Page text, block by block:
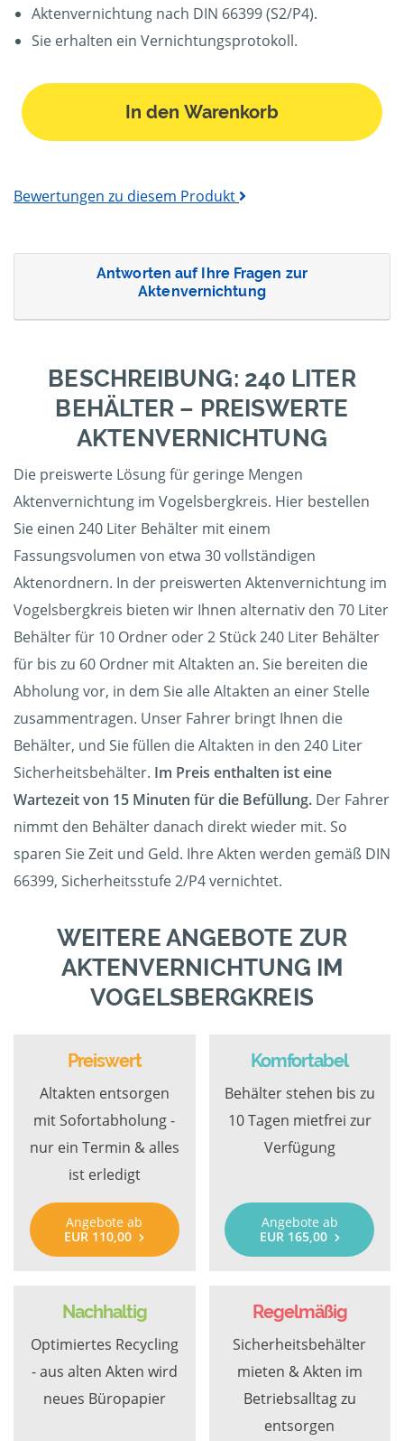
Aktenvernichtung nach DIN 66399 (S2/P4).
Sie erhalten ein Vernichtungsprotokoll.
In den Warenkorb
Bewertungen zu diesem Produkt
Antworten auf Ihre Fragen zur
Aktenvernichtung
BESCHREIBUNG: 240 LITER
BEHÄLTER – PREISWERTE
AKTENVERNICHTUNG
Die preiswerte Lösung für geringe Mengen
Aktenvernichtung im Vogelsbergkreis. Hier bestellen
Sie einen 240 Liter Behälter mit einem
Fassungsvolumen von etwa 30 vollständigen
Aktenordnern. In der preiswerten Aktenvernichtung im
Vogelsbergkreis bieten wir Ihnen alternativ den 70 Liter
Behälter für 10 Ordner oder 2 Stück 240 Liter Behälter
für bis zu 60 Ordner mit Altakten an. Sie bereiten die
Abholung vor, in dem Sie alle Altakten an einer Stelle
zusammentragen. Unser Fahrer bringt Ihnen die
Behälter, und Sie füllen die Altakten in den 240 Liter
Sicherheitsbehälter. Im Preis enthalten ist eine
Wartezeit von 15 Minuten für die Befüllung. Der Fahrer
nimmt den Behälter danach direkt wieder mit. So
sparen Sie Zeit und Geld. Ihre Akten werden gemäß DIN
66399, Sicherheitsstufe 2/P4 vernichtet.
WEITERE ANGEBOTE ZUR
AKTENVERNICHTUNG IM
VOGELSBERGKREIS
Preiswert
Altakten entsorgen
mit Sofortabholung -
nur ein Termin & alles
ist erledigt
Angebote ab
EUR 110,00
Komfortabel
Behälter stehen bis zu
10 Tagen mietfrei zur
Verfügung
Angebote ab
EUR 165,00
Nachhaltig
Optimiertes Recycling
- aus alten Akten wird
neues Büropapier
Regelmäßig
Sicherheitsbehälter
mieten & Akten im
Betriebsalltag zu
entsorgen